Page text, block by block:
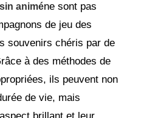
animéne sont pas
de jeu des
souvenirs chéris par de
à des méthodes de
ils peuvent non
de vie, mais